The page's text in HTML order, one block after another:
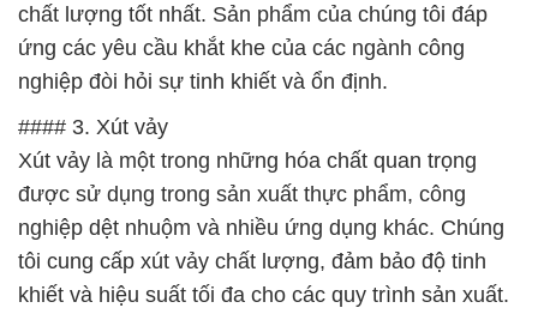
Xút vảy là một trong những hóa chất quan trọng
được sử dụng trong sản xuất thực phẩm, công
nghiệp dệt nhuộm và nhiều ứng dụng khác. Chúng
tôi cung cấp xút vảy chất lượng, đảm bảo độ tinh
khiết và hiệu suất tối đa cho các quy trình sản xuất.
### Đội ngũ chuyên gia tận tình
Chúng tôi không chỉ cung cấp sản phẩm, mà còn
mang đến cho khách hàng sự hỗ trợ tận tâm từ đội
ngũ chuyên viên kinh doanh và tư vấn. Đội ngũ của